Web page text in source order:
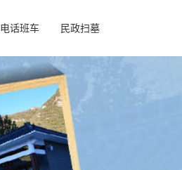
电话班车 民政扫墓